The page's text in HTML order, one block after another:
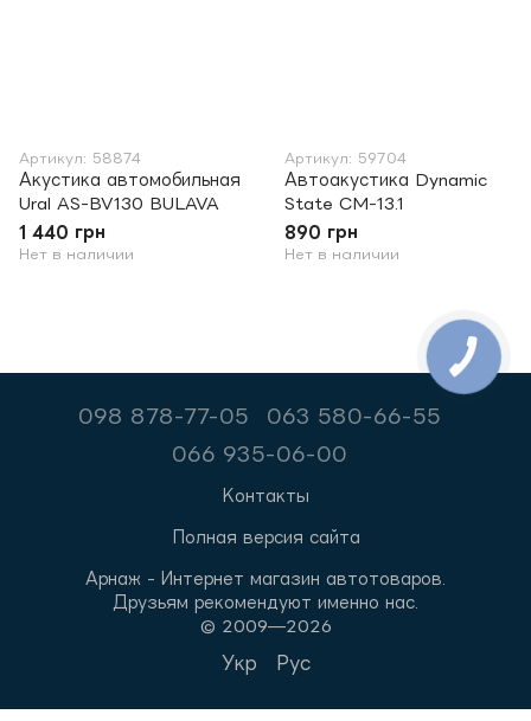
Артикул: 58874
Акустика автомобильная
Ural AS-BV130 BULAVA
1 440 грн
Нет в наличии
Артикул: 59704
Автоакустика Dynamic
State CM-13.1
890 грн
Нет в наличии
098 878-77-05
063 580-66-55
066 935-06-00
Контакты
Полная версия сайта
Арнаж - Интернет магазин автотоваров.
Друзьям рекомендуют именно нас.
© 2009—2026
Укр Рус